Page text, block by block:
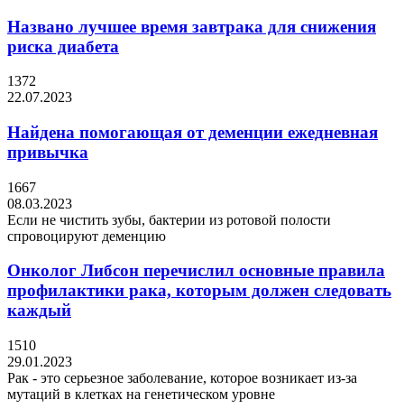
Названо лучшее время завтрака для снижения
риска диабета
1372
22.07.2023
Найдена помогающая от деменции ежедневная
привычка
1667
08.03.2023
Если не чистить зубы, бактерии из ротовой полости
спровоцируют деменцию
Онколог Либсон перечислил основные правила
профилактики рака, которым должен следовать
каждый
1510
29.01.2023
Рак - это серьезное заболевание, которое возникает из-за
мутаций в клетках на генетическом уровне